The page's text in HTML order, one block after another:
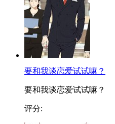
要和我谈恋爱试试嘛？
要和我谈恋爱试试嘛？
评分: